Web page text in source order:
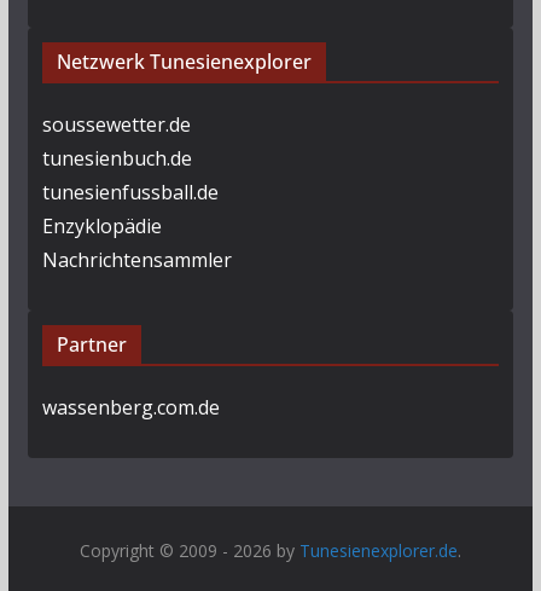
Netzwerk Tunesienexplorer
soussewetter.de
tunesienbuch.de
tunesienfussball.de
Enzyklopädie
Nachrichtensammler
Partner
wassenberg.com.de
Copyright © 2009 - 2026 by Tunesienexplorer.de.